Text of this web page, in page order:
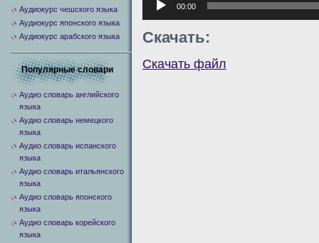
00:00
Скачать:
Скачать файл
Аудиокурс чешского языка
Аудиокурс японского языка
Аудиокурс арабского языка
Популярные словари
Аудио словарь английского
языка
Аудио словарь немецкого
языка
Аудио словарь испанского
языка
Аудио словарь итальянского
языка
Аудио словарь японского
языка
Аудио словарь корейского
языка